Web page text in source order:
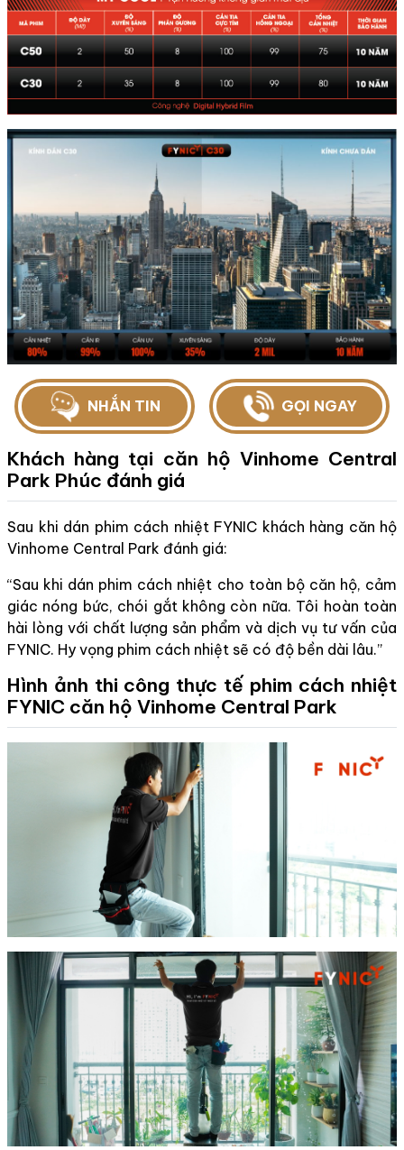
NHẮN TIN GỌI NGAY
Khách hàng tại căn hộ Vinhome Central
Park Phúc đánh giá
Sau khi dán phim cách nhiệt FYNIC khách hàng căn hộ
Vinhome Central Park đánh giá:
“Sau khi dán phim cách nhiệt cho toàn bộ căn hộ, cảm
giác nóng bức, chói gắt không còn nữa. Tôi hoàn toàn
hài lòng với chất lượng sản phẩm và dịch vụ tư vấn của
FYNIC. Hy vọng phim cách nhiệt sẽ có độ bền dài lâu.”
Hình ảnh thi công thực tế phim cách nhiệt
FYNIC căn hộ Vinhome Central Park